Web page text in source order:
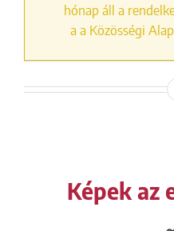
hónap áll a
a a Közösségi
Képek az